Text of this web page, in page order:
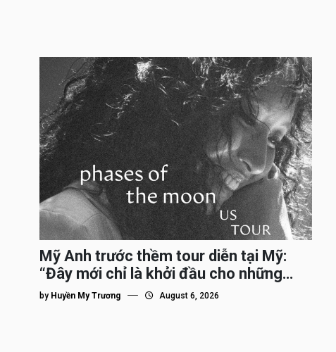
Mỹ Anh trước thềm tour diễn tại Mỹ:
“Đây mới chỉ là khởi đầu cho những
bước đi xa hơn của tôi”
by Huyền My Trương August 6, 2026